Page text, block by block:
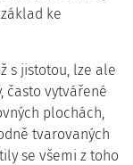
ke
s jistotou, lze ale
často vytvářené
plochách,
tvarovaných
se všemi z toho